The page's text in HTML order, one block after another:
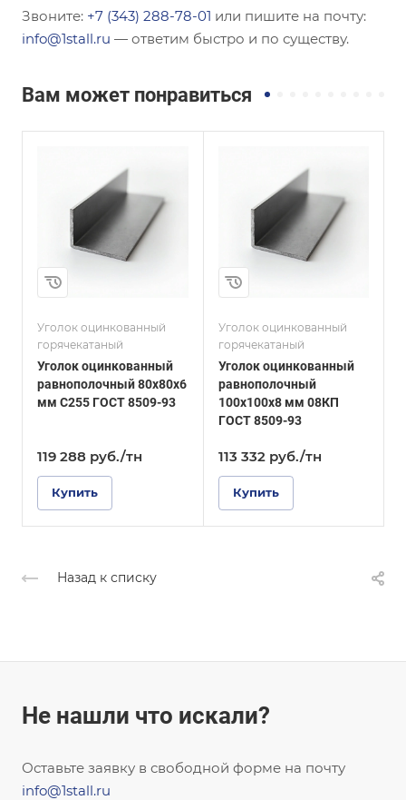
Звоните: +7 (343) 288-78-01 или пишите на почту:
info@1stall.ru — ответим быстро и по существу.
Вам может понравиться
Уголок оцинкованный
горячекатаный
Уголок оцинкованный
равнополочный 80х80х6
мм С255 ГОСТ 8509-93
119 288 руб./тн
Купить
Равнополочный
Высота, мм
100
Толщина, мм
ГОСТ, ТУ
ГОСТ 8509-93
Покрытие
Оцинкованное
Уголок оцинкованный
горячекатаный
Уголок оцинкованный
равнополочный
100х100х8 мм 08КП
ГОСТ 8509-93
113 332 руб./тн
Купить
Неравнополочны
й
Высота, мм
25
С255
ГОСТ, ТУ
ГОСТ 8510-86
Покрытие
Оцинкованное
Назад к списку
Не нашли что искали?
Оставьте заявку в свободной форме на почту
info@1stall.ru